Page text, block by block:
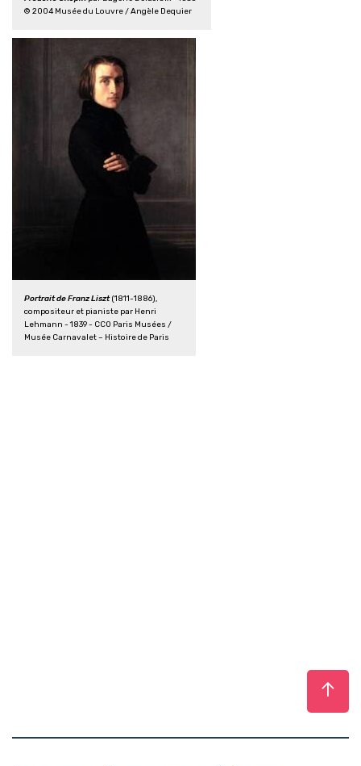
© 2004 Musée du Louvre / Angèle Dequier
Portrait de Franz Liszt(1811-1886),
compositeur et pianiste par Henri
Lehmann - 1839 - CC0 Paris Musées /
Musée Carnavalet – Histoire de Paris